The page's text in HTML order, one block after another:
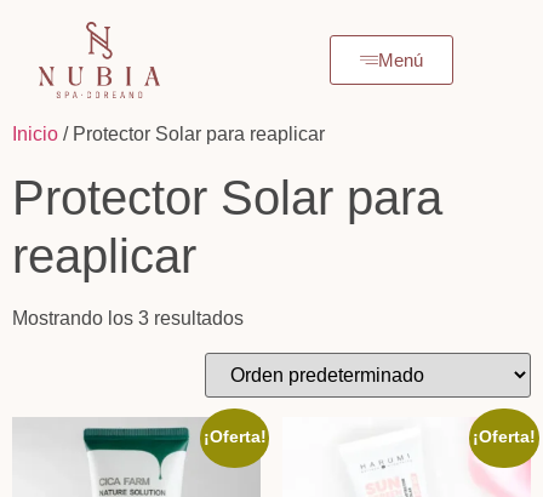
Menú
Inicio / Protector Solar para reaplicar
Protector Solar para
reaplicar
Mostrando los 3 resultados
¡Oferta! ¡Oferta!